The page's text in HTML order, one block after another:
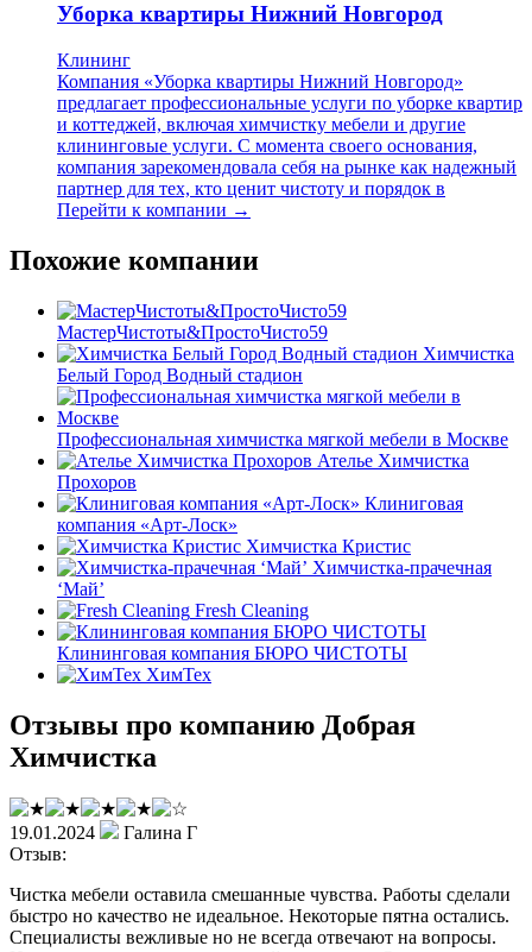
Уборка квартиры Нижний Новгород
Клининг
Компания «Уборка квартиры Нижний Новгород»
предлагает профессиональные услуги по уборке квартир
и коттеджей, включая химчистку мебели и другие
клининговые услуги. С момента своего основания,
компания зарекомендовала себя на рынке как надежный
партнер для тех, кто ценит чистоту и порядок в
Перейти к компании →
Похожие компании
МастерЧистоты&ПростоЧисто59
Химчистка
Белый Город Водный стадион
Профессиональная химчистка мягкой мебели в Москве
Ателье Химчистка
Прохоров
Клиниговая
компания «Арт-Лоск»
Химчистка Кристис
Химчистка-прачечная
‘Май’
Fresh Cleaning
Клининговая компания БЮРО ЧИСТОТЫ
ХимТех
Отзывы про компанию Добрая
Химчистка
19.01.2024
Галина Г
Отзыв:
Чистка мебели оставила смешанные чувства. Работы сделали
быстро но качество не идеальное. Некоторые пятна остались.
Специалисты вежливые но не всегда отвечают на вопросы.